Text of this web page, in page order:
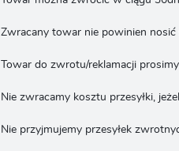
Zwracany towar nie powinien
Towar do zwrotu/reklamacji
Nie zwracamy kosztu przesyłki,
Nie przyjmujemy przesyłek